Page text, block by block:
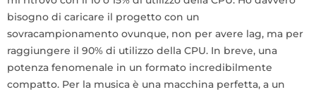
bisogno di caricare il progetto con un
sovracampionamento ovunque, non per avere lag, ma per
raggiungere il 90% di utilizzo della CPU. In breve, una
potenza fenomenale in un formato incredibilmente
compatto. Per la musica è una macchina perfetta, a un